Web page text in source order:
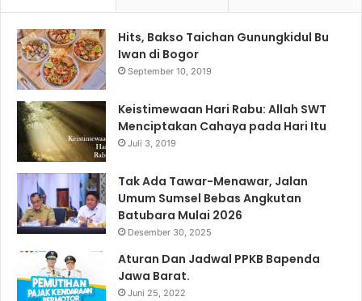
Hits, Bakso Taichan Gunungkidul Bu
Iwan di Bogor
September 10, 2019
Keistimewaan Hari Rabu: Allah SWT
Menciptakan Cahaya pada Hari Itu
Juli 3, 2019
Tak Ada Tawar-Menawar, Jalan
Umum Sumsel Bebas Angkutan
Batubara Mulai 2026
Desember 30, 2025
Aturan Dan Jadwal PPKB Bapenda
Jawa Barat.
Juni 25, 2022